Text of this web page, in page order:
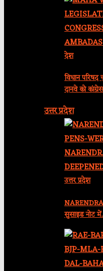
देश
विधान
दानवे को
उत्तर प्रदेश
उत्तर प्रदेश
सुसाइड नोट